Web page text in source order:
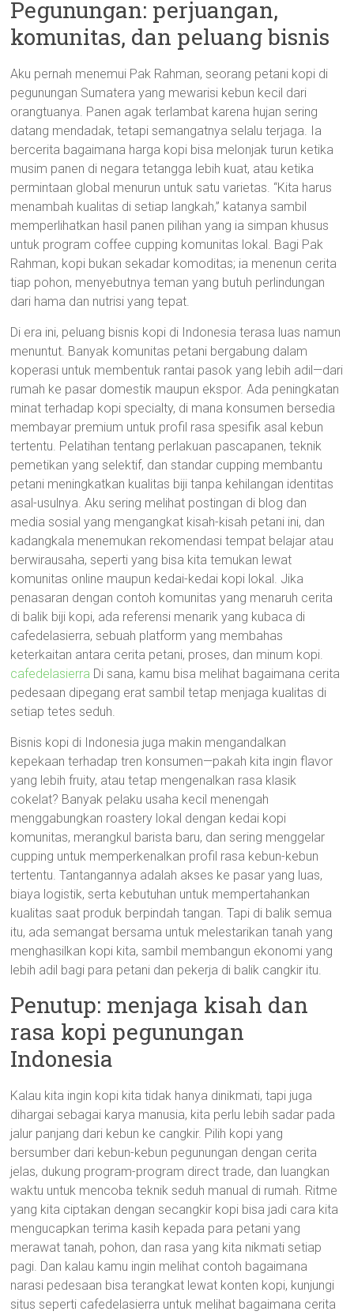
Pegunungan: perjuangan,
komunitas, dan peluang bisnis
Aku pernah menemui Pak Rahman, seorang petani kopi di
pegunungan Sumatera yang mewarisi kebun kecil dari
orangtuanya. Panen agak terlambat karena hujan sering
datang mendadak, tetapi semangatnya selalu terjaga. Ia
bercerita bagaimana harga kopi bisa melonjak turun ketika
musim panen di negara tetangga lebih kuat, atau ketika
permintaan global menurun untuk satu varietas. “Kita harus
menambah kualitas di setiap langkah,” katanya sambil
memperlihatkan hasil panen pilihan yang ia simpan khusus
untuk program coffee cupping komunitas lokal. Bagi Pak
Rahman, kopi bukan sekadar komoditas; ia menenun cerita
tiap pohon, menyebutnya teman yang butuh perlindungan
dari hama dan nutrisi yang tepat.
Di era ini, peluang bisnis kopi di Indonesia terasa luas namun
menuntut. Banyak komunitas petani bergabung dalam
koperasi untuk membentuk rantai pasok yang lebih adil—dari
rumah ke pasar domestik maupun ekspor. Ada peningkatan
minat terhadap kopi specialty, di mana konsumen bersedia
membayar premium untuk profil rasa spesifik asal kebun
tertentu. Pelatihan tentang perlakuan pascapanen, teknik
pemetikan yang selektif, dan standar cupping membantu
petani meningkatkan kualitas biji tanpa kehilangan identitas
asal-usulnya. Aku sering melihat postingan di blog dan
media sosial yang mengangkat kisah-kisah petani ini, dan
kadangkala menemukan rekomendasi tempat belajar atau
berwirausaha, seperti yang bisa kita temukan lewat
komunitas online maupun kedai-kedai kopi lokal. Jika
penasaran dengan contoh komunitas yang menaruh cerita
di balik biji kopi, ada referensi menarik yang kubaca di
cafedelasierra, sebuah platform yang membahas
keterkaitan antara cerita petani, proses, dan minum kopi.
cafedelasierra Di sana, kamu bisa melihat bagaimana cerita
pedesaan dipegang erat sambil tetap menjaga kualitas di
setiap tetes seduh.
Bisnis kopi di Indonesia juga makin mengandalkan
kepekaan terhadap tren konsumen—pakah kita ingin flavor
yang lebih fruity, atau tetap mengenalkan rasa klasik
cokelat? Banyak pelaku usaha kecil menengah
menggabungkan roastery lokal dengan kedai kopi
komunitas, merangkul barista baru, dan sering menggelar
cupping untuk memperkenalkan profil rasa kebun-kebun
tertentu. Tantangannya adalah akses ke pasar yang luas,
biaya logistik, serta kebutuhan untuk mempertahankan
kualitas saat produk berpindah tangan. Tapi di balik semua
itu, ada semangat bersama untuk melestarikan tanah yang
menghasilkan kopi kita, sambil membangun ekonomi yang
lebih adil bagi para petani dan pekerja di balik cangkir itu.
Penutup: menjaga kisah dan
rasa kopi pegunungan
Indonesia
Kalau kita ingin kopi kita tidak hanya dinikmati, tapi juga
dihargai sebagai karya manusia, kita perlu lebih sadar pada
jalur panjang dari kebun ke cangkir. Pilih kopi yang
bersumber dari kebun-kebun pegunungan dengan cerita
jelas, dukung program-program direct trade, dan luangkan
waktu untuk mencoba teknik seduh manual di rumah. Ritme
yang kita ciptakan dengan secangkir kopi bisa jadi cara kita
mengucapkan terima kasih kepada para petani yang
merawat tanah, pohon, dan rasa yang kita nikmati setiap
pagi. Dan kalau kamu ingin melihat contoh bagaimana
narasi pedesaan bisa terangkat lewat konten kopi, kunjungi
situs seperti cafedelasierra untuk melihat bagaimana cerita